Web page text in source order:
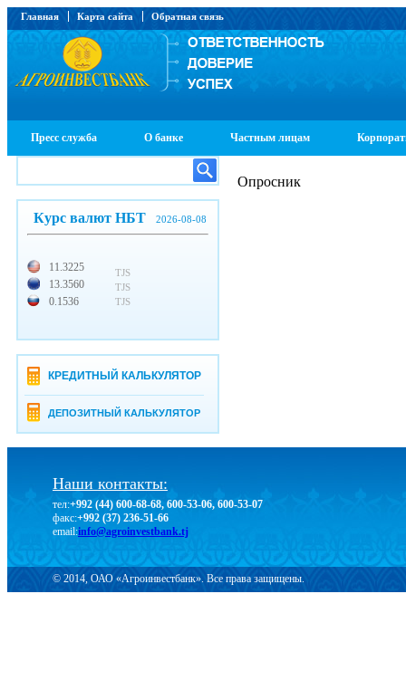
Главная Карта сайта Обратная связь
Пресс служба О банке Частным лицам
Курс валют НБТ 2026-08-08
11.3225
13.3560
0.1536
TJS
TJS
TJS
КРЕДИТНЫЙ КАЛЬКУЛЯТОР
ДЕПОЗИТНЫЙ КАЛЬКУЛЯТОР
Опросник
Наши контакты:
тел:+992 (44) 600-68-68, 600-53-06, 600-53-07
факс:+992 (37) 236-51-66
email:info@agroinvestbank.tj
© 2014, ОАО «Агроинвестбанк». Все права защищены.